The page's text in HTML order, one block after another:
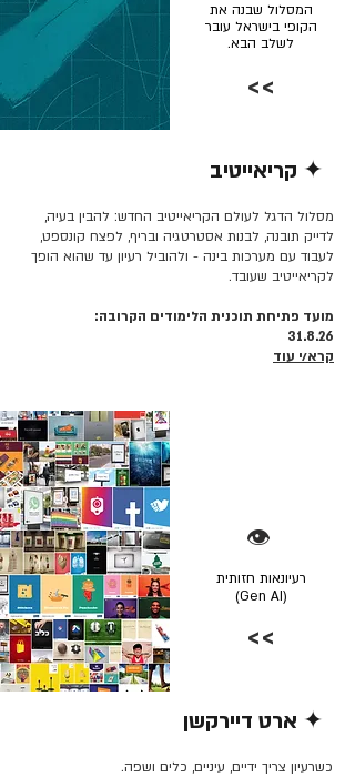
המסלול שבנה את
הקופי בישראל עובר
לשלב הבא.
>>
✦ קריאייטיב
מסלול הדגל לעולם הקריאייטיב החדש: להבין בעיה,
לדייק תובנה, לבנות אסטרטגיה ובריף, לפצח קונספט,
לעבוד עם מערכות בינה - ולהוביל רעיון עד שהוא הופך
לקריאייטיב שעובד.
מועד פתיחת תוכנית הלימודים הקרובה:
31.8.26
קרא/י עוד
👁️
רעיונאות חזותית
(Gen AI)
>>
✦ ארט דיירקשן
כשרעיון צריך ידיים, עיניים, כלים ושפה.